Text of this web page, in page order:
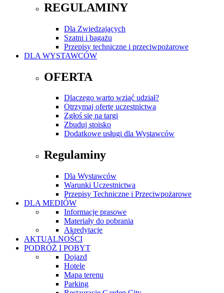
REGULAMINY
Dla Zwiedzających
Szatni i bagażu
Przepisy techniczne i przeciwpożarowe
DLA WYSTAWCÓW
OFERTA
Dlaczego warto wziąć udział?
Otrzymaj ofertę uczestnictwa
Zgłoś się na targi
Zbuduj stoisko
Dodatkowe usługi dla Wystawców
Regulaminy
Dla Wystawców
Warunki Uczestnictwa
Przepisy Techniczne i Przeciwpożarowe
DLA MEDIÓW
Informacje prasowe
Materiały do pobrania
Akredytacje
AKTUALNOŚCI
PODRÓŻ I POBYT
Dojazd
Hotele
Mapa terenu
Parking